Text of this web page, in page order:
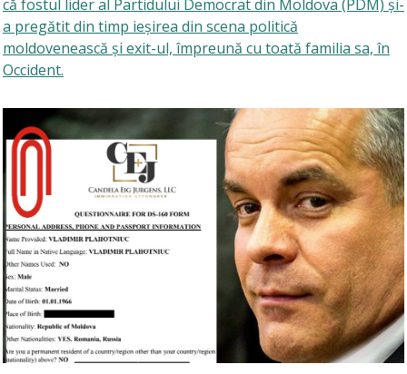
că fostul lider al Partidului Democrat din Moldova (PDM) și-
a pregătit din timp ieșirea din scena politică
moldovenească și exit-ul, împreună cu toată familia sa, în
Occident.